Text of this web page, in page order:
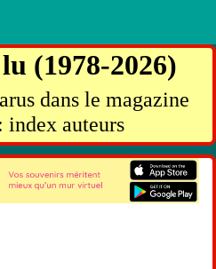
(1978-2026)
dans le magazine
auteurs